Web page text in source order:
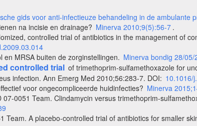
gids voor anti-infectieuze behandeling in de ambulante
na incisie en drainage? Minerva 2010;9(5):56-7 .
controlled trial of antibiotics in the management of
en MRSA buiten de zorginstellingen. Minerva bondig 28/05/
controlled trial of trimethoprim-sulfamethoxazole for
infection. Ann Emerg Med 2010;56:283-7. DOI: 10.1016/
voor ongecompliceerde huidinfecties? Minerva
0051 Team. Clindamycin versus trimethoprim-
Team. A placebo-controlled trial of antibiotics for smaller